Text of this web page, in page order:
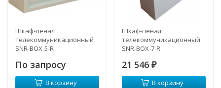
Шкаф-пенал
телекоммуникационный
SNR-BOX-5-R
По запросу
В корзину
Шкаф-пенал
телекоммуникационный
SNR-BOX-7-R
21 546 ₽
В корзину